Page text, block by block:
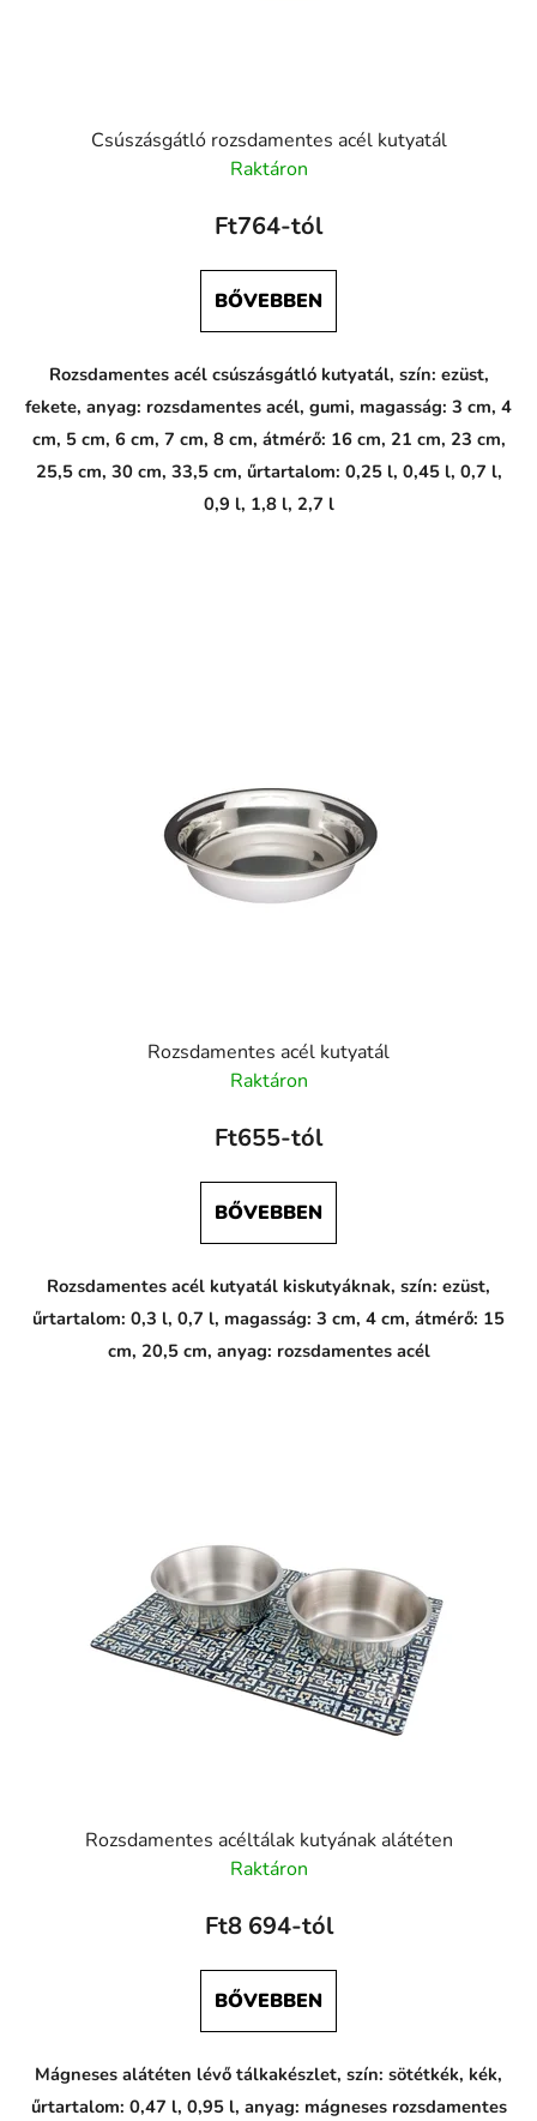
Csúszásgátló rozsdamentes acél kutyatál
Raktáron
Ft764-tól
BŐVEBBEN
Rozsdamentes acél csúszásgátló kutyatál, szín: ezüst,
fekete, anyag: rozsdamentes acél, gumi, magasság: 3 cm, 4
cm, 5 cm, 6 cm, 7 cm, 8 cm, átmérő: 16 cm, 21 cm, 23 cm,
25,5 cm, 30 cm, 33,5 cm, űrtartalom: 0,25 l, 0,45 l, 0,7 l,
0,9 l, 1,8 l, 2,7 l
Rozsdamentes acél kutyatál
Raktáron
Ft655-tól
BŐVEBBEN
Rozsdamentes acél kutyatál kiskutyáknak, szín: ezüst,
űrtartalom: 0,3 l, 0,7 l, magasság: 3 cm, 4 cm, átmérő: 15
cm, 20,5 cm, anyag: rozsdamentes acél
Rozsdamentes acéltálak kutyának alátéten
Raktáron
Ft8 694-tól
BŐVEBBEN
Mágneses alátéten lévő tálkakészlet, szín: sötétkék, kék,
űrtartalom: 0,47 l, 0,95 l, anyag: mágneses rozsdamentes